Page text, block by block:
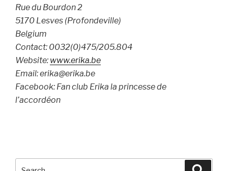
Rue du Bourdon 2
5170 Lesves (Profondeville)
Belgium
Contact: 0032(0)475/205.804
Website: www.erika.be
Email: erika@erika.be
Facebook: Fan club Erika la princesse de
l’accordéon